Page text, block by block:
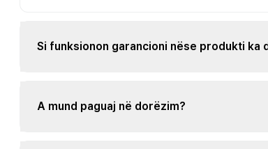
Si funksionon garancioni nëse produkti ka
A mund paguaj në dorëzim?